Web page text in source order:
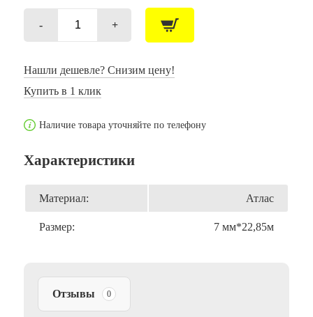
Количество
Атлас
золото
/7
(Китай)
- +
Нашли дешевле? Снизим цену!
Купить в 1 клик
Наличие товара уточняйте по телефону
Характеристики
Материал: Атлас
Размер: 7 мм*22,85м
Отзывы 0